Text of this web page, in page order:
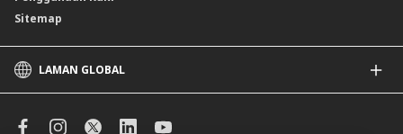
Sitemap
LAMAN GLOBAL
CIMB Islamic